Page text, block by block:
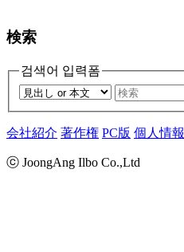
検索
검색어 입력폼
会社紹介 著作権 PC版 個人情報
ⓒ JoongAng Ilbo Co.,Ltd